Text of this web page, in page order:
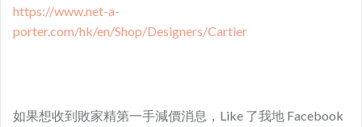
https://www.net-a-
porter.com/hk/en/Shop/Designers/Cartier
如果想收到敗家精第一手減價消息，Like 了我地 Facebook